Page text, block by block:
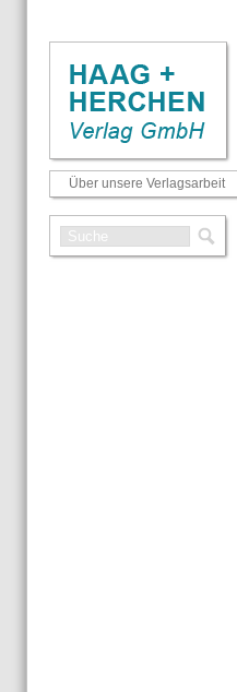
Über unsere Verlagsarbeit